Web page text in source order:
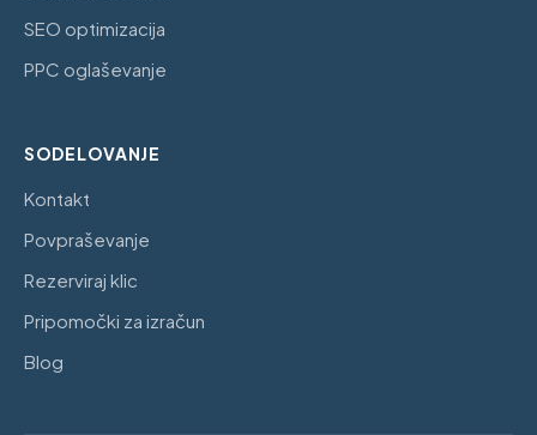
SEO optimizacija
PPC oglaševanje
SODELOVANJE
Kontakt
Povpraševanje
Rezerviraj klic
Pripomočki za izračun
Blog